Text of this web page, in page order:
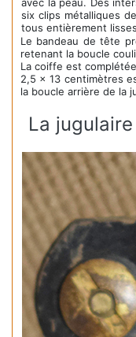
six clips métalliques
tous entièrement
Le bandeau de tête
retenant la boucle
La coiffe est
2,5 x 13 centimètres
la boucle arrière de la
La jugulaire